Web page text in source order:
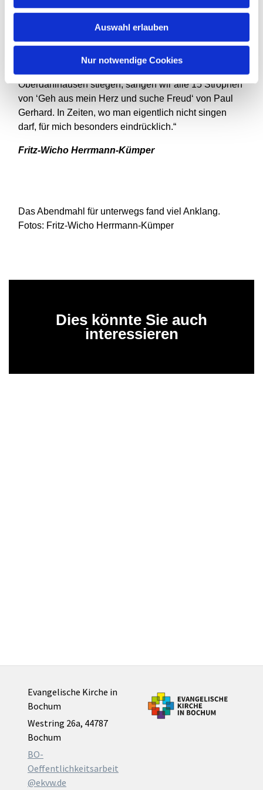
Auswahl erlauben
Nur notwendige Cookies
erzählte Pfarrer Menzel nach dem Gottesdienst.
Bleibt noch eine Aktion, die Menzel besonders
Oberdahlhausen stiegen, sangen wir alle 15 Strophen
von ‘Geh aus mein Herz und suche Freud‘ von Paul
Gerhard. In Zeiten, wo man eigentlich nicht singen
darf, für mich besonders eindrücklich.“
Fritz-Wicho Herrmann-Kümper
Das Abendmahl für unterwegs fand viel Anklang.
Fotos: Fritz-Wicho Herrmann-Kümper
Dies könnte Sie auch
interessieren
Evangelische Kirche in
Bochum
Westring 26a, 44787
Bochum
BO-
Oeffentlichkeitsarbeit
@ekvw.de